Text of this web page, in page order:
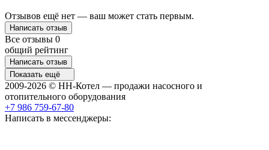
Отзывов ещё нет — ваш может стать первым.
Написать отзыв
Все отзывы 0
общий рейтинг
Написать отзыв
Показать ещё
2009-2026 © НН-Котел — продажи насосного и
отопительного оборудования
+7 986 759-67-80
Написать в мессенджеры: